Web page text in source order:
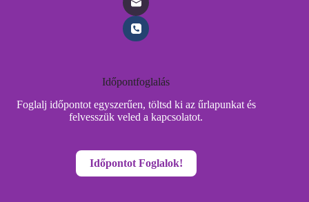
Időpontfoglalás
Foglalj időpontot egyszerűen, töltsd ki az űrlapunkat és
felvesszük veled a kapcsolatot.
Időpontot Foglalok!